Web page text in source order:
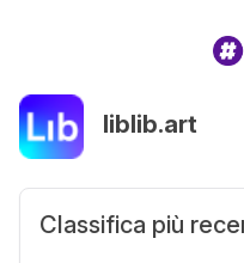
liblib.art
Classifica più